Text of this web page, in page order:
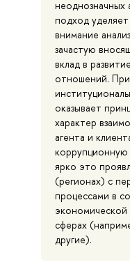
неоднозначных
подход
внимание
зачастую
вклад в
отношений.
оказывает
характер
агента и
ярко это
(регионах) с
процессами в
сферах
другие).